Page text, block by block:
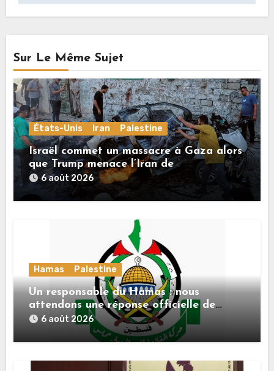
Sur Le Même Sujet
États-Unis Iran Palestine
Israël commet un massacre à Gaza alors
que Trump menace l’Iran de
«décapitation»
6 août 2026
Hamas Palestine
Un responsable du Hamas : nous
attendons une réponse officielle de
Mladenov concernant la feuille de route
de la deuxième phase de l’accord
6 août 2026